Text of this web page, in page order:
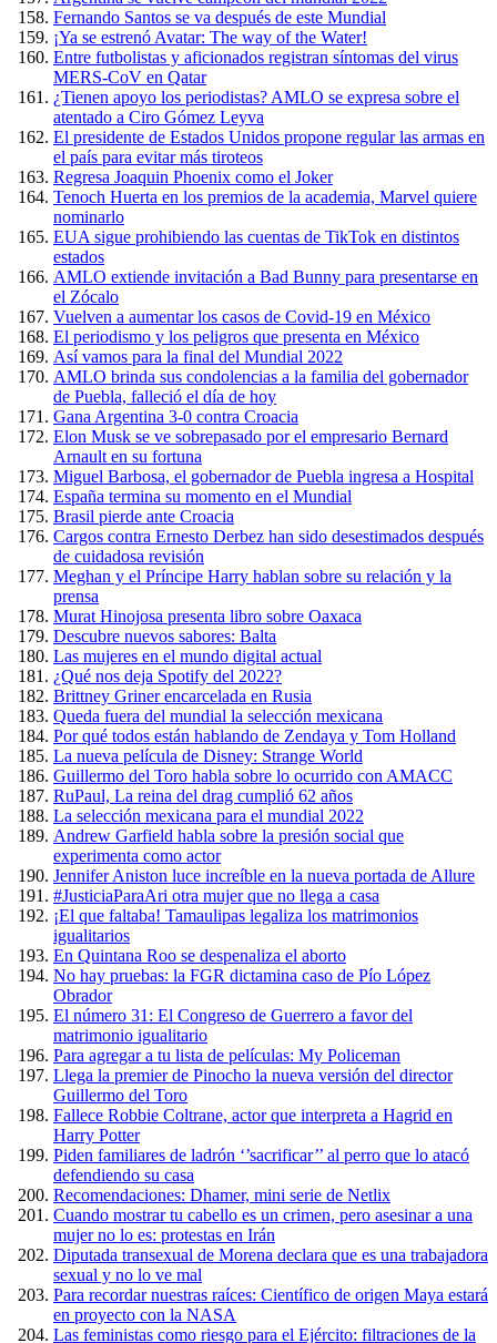
Fernando Santos se va después de este Mundial
¡Ya se estrenó Avatar: The way of the Water!
Entre futbolistas y aficionados registran síntomas del virus
MERS-CoV en Qatar
¿Tienen apoyo los periodistas? AMLO se expresa sobre el
atentado a Ciro Gómez Leyva
El presidente de Estados Unidos propone regular las armas en
el país para evitar más tiroteos
Regresa Joaquin Phoenix como el Joker
Tenoch Huerta en los premios de la academia, Marvel quiere
nominarlo
EUA sigue prohibiendo las cuentas de TikTok en distintos
estados
AMLO extiende invitación a Bad Bunny para presentarse en
el Zócalo
Vuelven a aumentar los casos de Covid-19 en México
El periodismo y los peligros que presenta en México
Así vamos para la final del Mundial 2022
AMLO brinda sus condolencias a la familia del gobernador
de Puebla, falleció el día de hoy
Gana Argentina 3-0 contra Croacia
Elon Musk se ve sobrepasado por el empresario Bernard
Arnault en su fortuna
Miguel Barbosa, el gobernador de Puebla ingresa a Hospital
España termina su momento en el Mundial
Brasil pierde ante Croacia
Cargos contra Ernesto Derbez han sido desestimados después
de cuidadosa revisión
Meghan y el Príncipe Harry hablan sobre su relación y la
prensa
Murat Hinojosa presenta libro sobre Oaxaca
Descubre nuevos sabores: Balta
Las mujeres en el mundo digital actual
¿Qué nos deja Spotify del 2022?
Brittney Griner encarcelada en Rusia
Queda fuera del mundial la selección mexicana
Por qué todos están hablando de Zendaya y Tom Holland
La nueva película de Disney: Strange World
Guillermo del Toro habla sobre lo ocurrido con AMACC
RuPaul, La reina del drag cumplió 62 años
La selección mexicana para el mundial 2022
Andrew Garfield habla sobre la presión social que
experimenta como actor
Jennifer Aniston luce increíble en la nueva portada de Allure
#JusticiaParaAri otra mujer que no llega a casa
¡El que faltaba! Tamaulipas legaliza los matrimonios
igualitarios
En Quintana Roo se despenaliza el aborto
No hay pruebas: la FGR dictamina caso de Pío López
Obrador
El número 31: El Congreso de Guerrero a favor del
matrimonio igualitario
Para agregar a tu lista de películas: My Policeman
Llega la premier de Pinocho la nueva versión del director
Guillermo del Toro
Fallece Robbie Coltrane, actor que interpreta a Hagrid en
Harry Potter
Piden familiares de ladrón ‘’sacrificar’’ al perro que lo atacó
defendiendo su casa
Recomendaciones: Dhamer, mini serie de Netlix
Cuando mostrar tu cabello es un crimen, pero asesinar a una
mujer no lo es: protestas en Irán
Diputada transexual de Morena declara que es una trabajadora
sexual y no lo ve mal
Para recordar nuestras raíces: Científico de origen Maya estará
en proyecto con la NASA
Las feministas como riesgo para el Ejército: filtraciones de la